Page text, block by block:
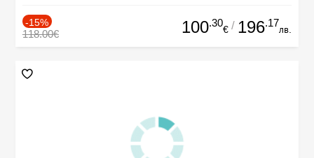
-15%
118.00€ 100.30
€ / 196.17
лв.